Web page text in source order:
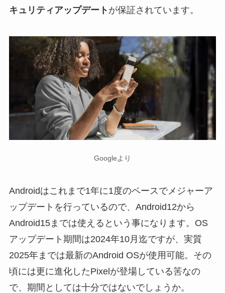
キュリティアップデート が保証されています。
Googleより
Androidはこれまで1年に1度のペースでメジャーア
ップデートを行っているので、Android12から
Android15までは使えるという事になります。OS
アップデート期間は2024年10月迄ですが、実質
2025年までは最新のAndroid OSが使用可能。その
頃には更に進化したPixelが登場している筈なの
で、期間としては十分ではないでしょうか。